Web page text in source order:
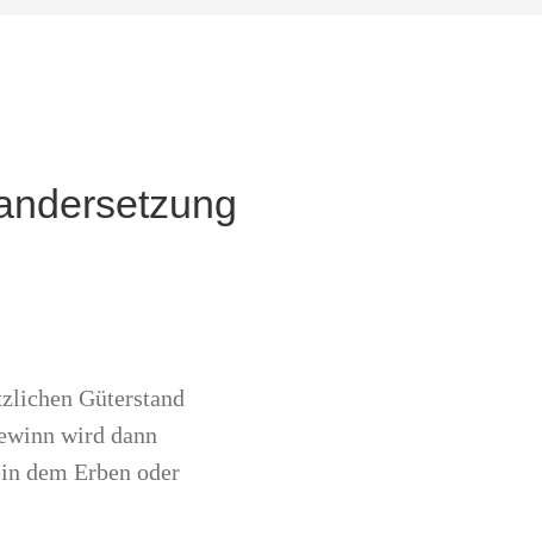
Güterstand
wird dann
dem Erben oder